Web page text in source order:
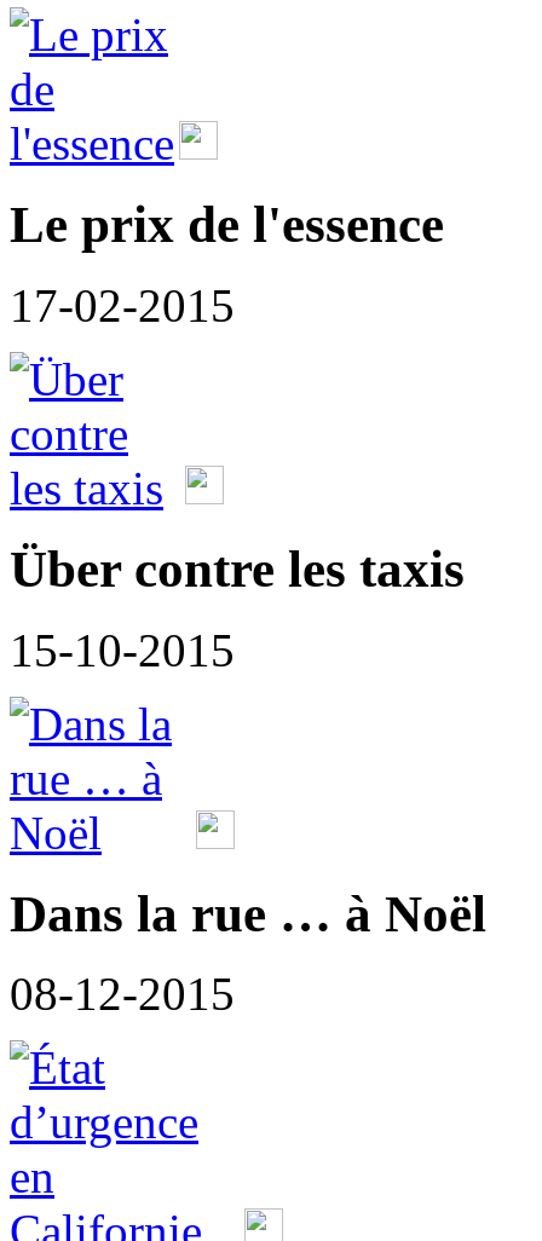
Le prix de l'essence
17-02-2015
Über contre les taxis
15-10-2015
Dans la rue … à Noël
08-12-2015